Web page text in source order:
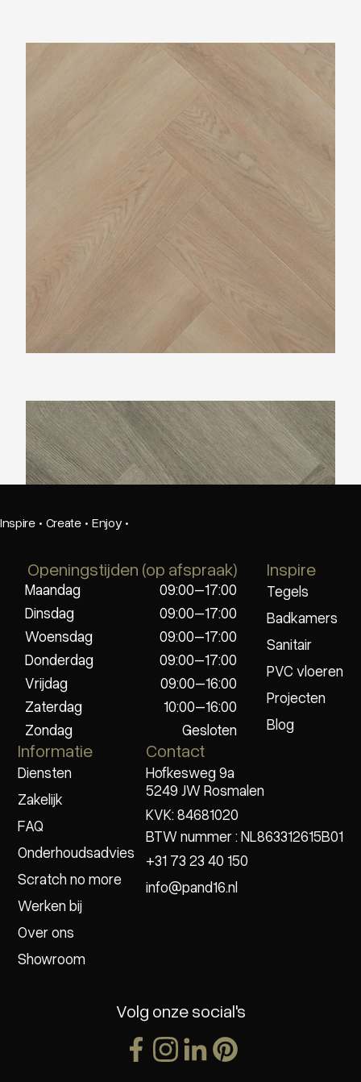
TFD Nature 191-3 Visgraat
Montinique Charente Visgraat M-9758
Inspire · Create · Enjoy ·
Openingstijden (op afspraak)
Maandag
09:00–17:00
Dinsdag
09:00–17:00
Woensdag
09:00–17:00
Donderdag
09:00–17:00
Vrijdag
09:00–16:00
Zaterdag
10:00–16:00
Zondag
Gesloten
Inspire
Tegels
Badkamers
Sanitair
PVC vloeren
Projecten
Blog
Informatie
Diensten
Zakelijk
FAQ
Onderhoudsadvies
Scratch no more
Werken bij
Over ons
Showroom
Contact
Hofkesweg 9a
5249 JW Rosmalen
KVK: 84681020
BTW nummer : NL863312615B01
+31 73 23 40 150
info@pand16.nl
Volg onze social's